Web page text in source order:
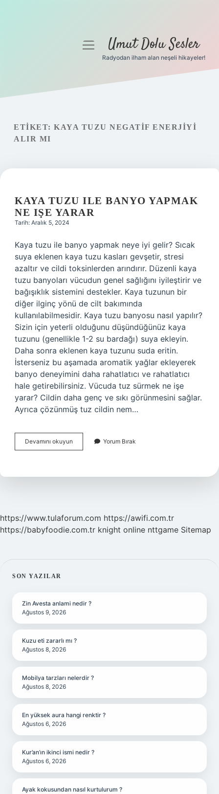
Gizlilik Politikası
Hakkımızda
menüyüUmut Dolu Sesler
Radyodan ilham alan neşeli hikayeler!
ETIKET: KAYA TUZU NEGATIF ENERJIYI
ALIR MI
KAYA TUZU ILE BANYO YAPMAK
NE IŞE YARAR
Tarih: Aralık 5, 2024
Kaya tuzu ile banyo yapmak neye iyi gelir? Sıcak
suya eklenen kaya tuzu kasları gevşetir, stresi
azaltır ve cildi toksinlerden arındırır. Düzenli kaya
tuzu banyoları vücudun genel sağlığını iyileştirir ve
bağışıklık sistemini destekler. Kaya tuzunun bir
diğer ilginç yönü de cilt bakımında
kullanılabilmesidir. Kaya tuzu banyosu nasıl yapılır?
Sizin için yeterli olduğunu düşündüğünüz kaya
tuzunu (genellikle 1-2 su bardağı) suya ekleyin.
Daha sonra eklenen kaya tuzunu suda eritin.
İsterseniz bu aşamada aromatik yağlar ekleyerek
banyo deneyimini daha rahatlatıcı ve rahatlatıcı
hale getirebilirsiniz. Vücuda tuz sürmek ne işe
yarar? Cildin daha genç ve sıkı görünmesini sağlar.
Ayrıca çözünmüş tuz cildin nem…
Devamını okuyun
Tuzu
Yapmak
Yorum Bırak
https://www.tulaforum.com https://awifi.com.tr
https://babyfoodie.com.tr knight online nttgame Sitemap
SIDEBAR
SON YAZILAR
Zin Avesta anlami nedir ?
Ağustos 9, 2026
Kuzu eti zararlı mı ?
Ağustos 8, 2026
Mobilya tarzları nelerdir ?
Ağustos 8, 2026
En yüksek aura hangi renktir ?
Ağustos 6, 2026
Kur’an’ın ikinci ismi nedir ?
Ağustos 6, 2026
Ayak kokusundan nasıl kurtulurum ?